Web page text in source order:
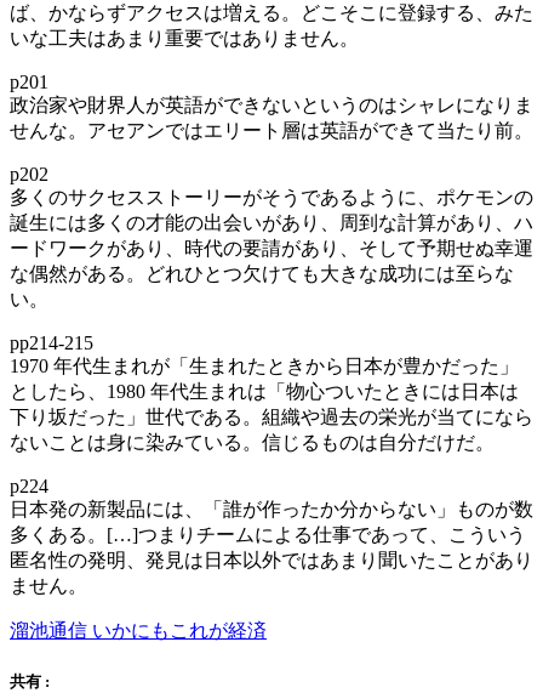
ば、かならずアクセスは増える。どこそこに登録する、みた
いな工夫はあまり重要ではありません。
p201
政治家や財界人が英語ができないというのはシャレになりま
せんな。アセアンではエリート層は英語ができて当たり前。
p202
多くのサクセスストーリーがそうであるように、ポケモンの
誕生には多くの才能の出会いがあり、周到な計算があり、ハ
ードワークがあり、時代の要請があり、そして予期せぬ幸運
な偶然がある。どれひとつ欠けても大きな成功には至らな
い。
pp214-215
1970 年代生まれが「生まれたときから日本が豊かだった」
としたら、1980 年代生まれは「物心ついたときには日本は
下り坂だった」世代である。組織や過去の栄光が当てになら
ないことは身に染みている。信じるものは自分だけだ。
p224
日本発の新製品には、「誰が作ったか分からない」ものが数
多くある。[…]つまりチームによる仕事であって、こういう
匿名性の発明、発見は日本以外ではあまり聞いたことがあり
ません。
溜池通信 いかにもこれが経済
共有 :